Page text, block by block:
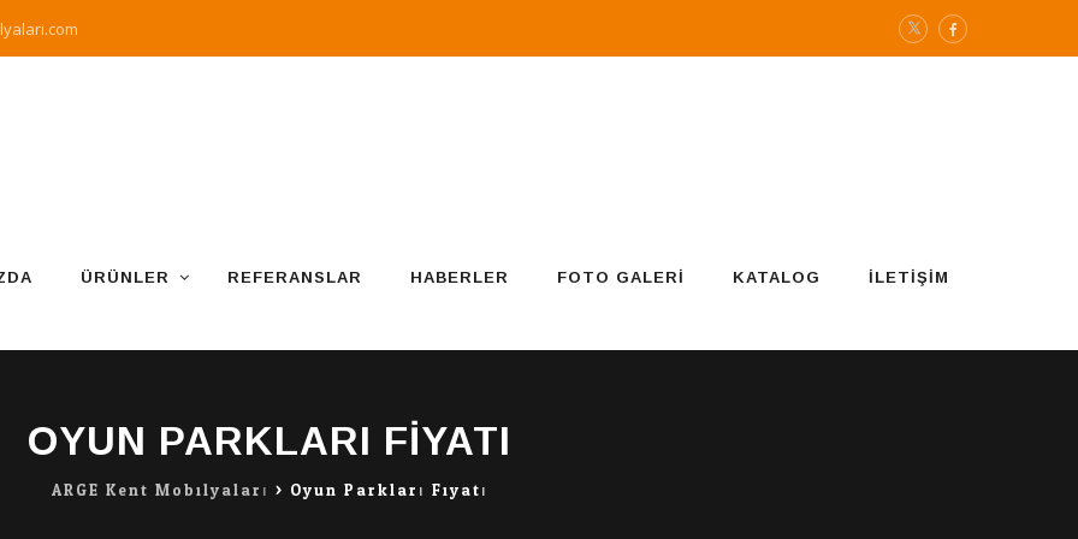
ÜRÜNLER REFERANSLAR HABERLER FOTO GALERI KATALOG İLETIŞIM
OYUN PARKLARI FIYATI
ARGE Kent Mobilyaları > Oyun Parkları Fiyatı